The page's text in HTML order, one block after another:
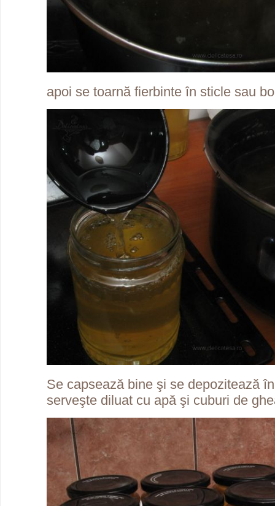
apoi se toarnă fierbinte în sticle sau
Se capsează bine şi se depozitează
serveşte diluat cu apă şi cuburi de